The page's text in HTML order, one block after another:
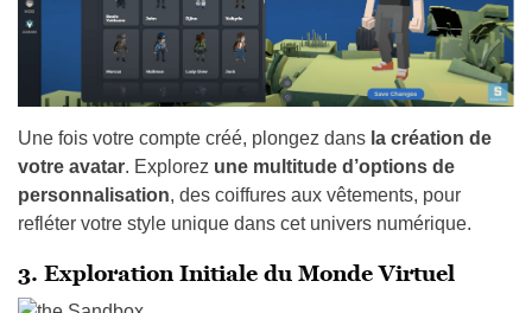
Une fois votre compte créé, plongez dansla création de
votre avatar. Explorez
une multitude d’options de
, des coiffures aux vêtements, pour
refléter votre style unique dans cet univers numérique.
3. Exploration Initiale du Monde Virtuel
monde virtuelde The Sandbox. Explorez des terrains
uniques, des espaces communautaires, et découvrez les